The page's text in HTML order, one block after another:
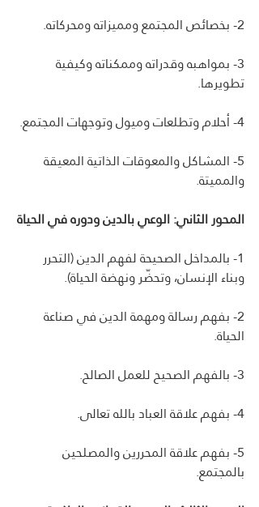
2- بخصائص المجتمع ومميزاته ومحركاته.
3- بمواهبه وقدراته وممكناته وكيفية
تطويرها.
4- أحلام وتطلعات وميول وتوجهات المجتمع.
5- المشاكل والمعوقات الذاتية المعيقة
والمميتة.
المحور الثاني: الوعي بالدين ودوره في الحياة
1- بالمداخل الصحيحة لفهم الدين (التحرر
وبناء الإنسان، وتحضّر ونهضة الحياة).
2- بفهم رسالة ومهمة الدين في صناعة
الحياة.
3- بالفهم الصحيح للعمل الصالح.
4- بفهم علاقة العباد بالله تعالى.
5- بفهم علاقة المحررين والمصلحين
بالمجتمع.